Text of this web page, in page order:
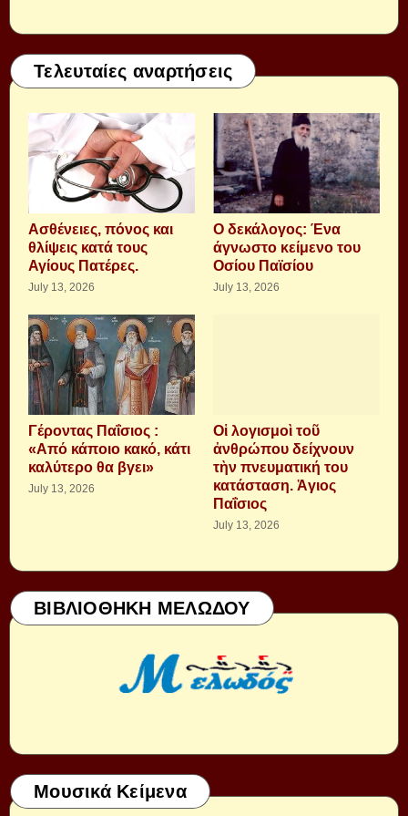
Τελευταίες αναρτήσεις
Aσθένειες, πόνος και
θλίψεις κατά τους
Αγίους Πατέρες.
July 13, 2026
Ο δεκάλογος: Ένα
άγνωστο κείμενο του
Οσίου Παϊσίου
July 13, 2026
Γέροντας Παΐσιος :
«Από κάποιο κακό, κάτι
καλύτερο θα βγει»
July 13, 2026
Οἱ λογισμοὶ τοῦ
ἀνθρώπου δείχνουν
τὴν πνευματική του
κατάσταση. Ἁγιος
Παΐσιος
July 13, 2026
ΒΙΒΛΙΟΘΗΚΗ ΜΕΛΩΔΟΥ
Μουσικά Κείμενα